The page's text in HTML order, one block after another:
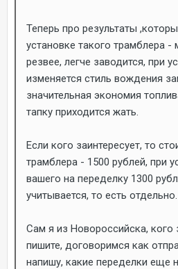
Теперь про результаты
установке такого трамблера -
резвее, легче заводится, при
изменяется стиль вождения
значительная экономия
тапку приходится жать.
Если кого заинтересует, то
трамблера - 1500 рублей, при
вашего на переделку 1300
учитывается, то есть отдельно.
Сам я из Новороссийска, кого
пишите, договоримся как
напишу, какие переделки еще